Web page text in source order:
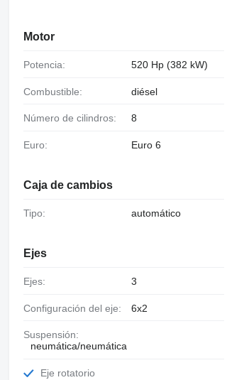
Motor
Potencia: 520 Hp (382 kW)
Combustible: diésel
Número de cilindros: 8
Euro: Euro 6
Caja de cambios
Tipo: automático
Ejes
Ejes: 3
Configuración del eje: 6x2
Suspensión:
neumática/neumática
Eje rotatorio